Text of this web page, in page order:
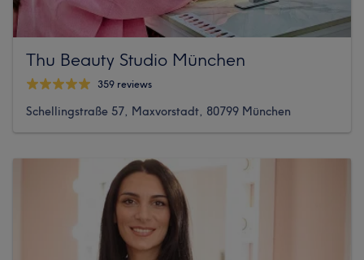
Thu Beauty Studio München
359 reviews
Schellingstraße 57, Maxvorstadt, 80799 München